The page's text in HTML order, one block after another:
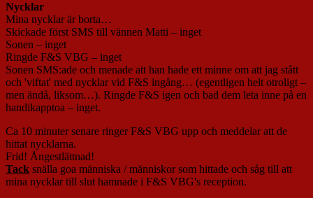
Nycklar
Mina nycklar är borta…
Skickade först SMS till vännen Matti – inget
Sonen – inget
Ringde F&S VBG – inget
Sonen SMS:ade och menade att han hade ett minne om att jag stått
och 'viftat' med nycklar vid F&S ingång… (egentligen helt otroligt –
men ändå, liksom…). Ringde F&S igen och bad dem leta inne på en
handikapptoa – inget.
Ca 10 minuter senare ringer F&S VBG upp och meddelar att de
hittat nycklarna.
Frid! Ångestlättnad!
Tack snälla goa människa / människor som hittade och såg till att
mina nycklar till slut hamnade i F&S VBG's reception.